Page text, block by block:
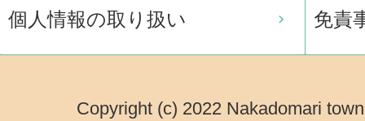
個人情報の取り扱い 免責
Copyright (c) 2022 Nakadomari